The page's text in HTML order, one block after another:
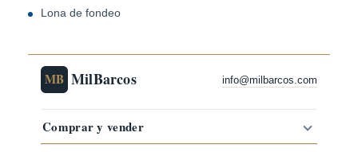
Lona de fondeo
MB MilBarcos info@milbarcos.com
Comprar y vender